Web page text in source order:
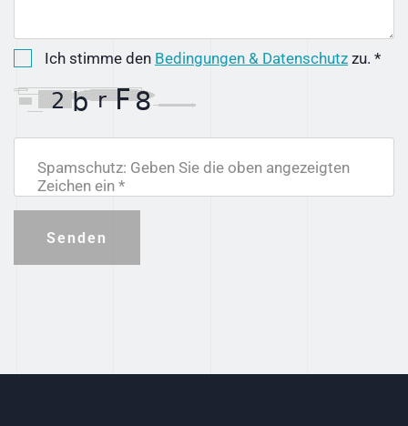
Ich stimme den Bedingungen & Datenschutz zu. *
Spamschutz: Geben Sie die oben angezeigten
Zeichen ein *
Senden